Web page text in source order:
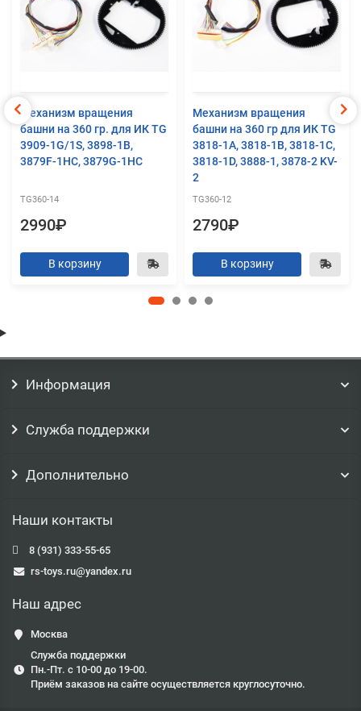
Механизм вращения
башни на 360 гр. для ИК TG
3909-1G/1S, 3898-1B,
3879F-1HC, 3879G-1HC
TG360-14
2990₽
В корзину
Механизм вращения
башни на 360 гр для ИК TG
3818-1A, 3818-1B, 3818-1C,
3818-1D, 3888-1, 3878-2 KV-
2
TG360-12
2790₽
В корзину
Информация
Служба поддержки
Дополнительно
Наши контакты
8 (931) 333-55-65
rs-toys.ru@yandex.ru
Наш адрес
Москва
Служба поддержки
Пн.-Пт. с 10-00 до 19-00.
Приём заказов на сайте осуществляется круглосуточно.